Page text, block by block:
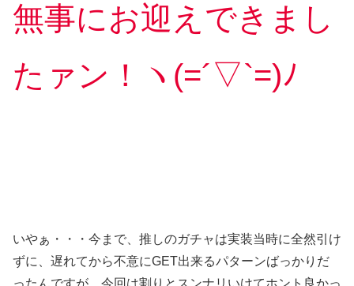
無事にお迎えできまし
たァン！ヽ(=´▽`=)ﾉ
いやぁ・・・今まで、推しのガチャは実装当時に全然引け
ずに、遅れてから不意にGET出来るパターンばっかりだ
ったんですが、今回は割りとスンナリいけてホント良かっ